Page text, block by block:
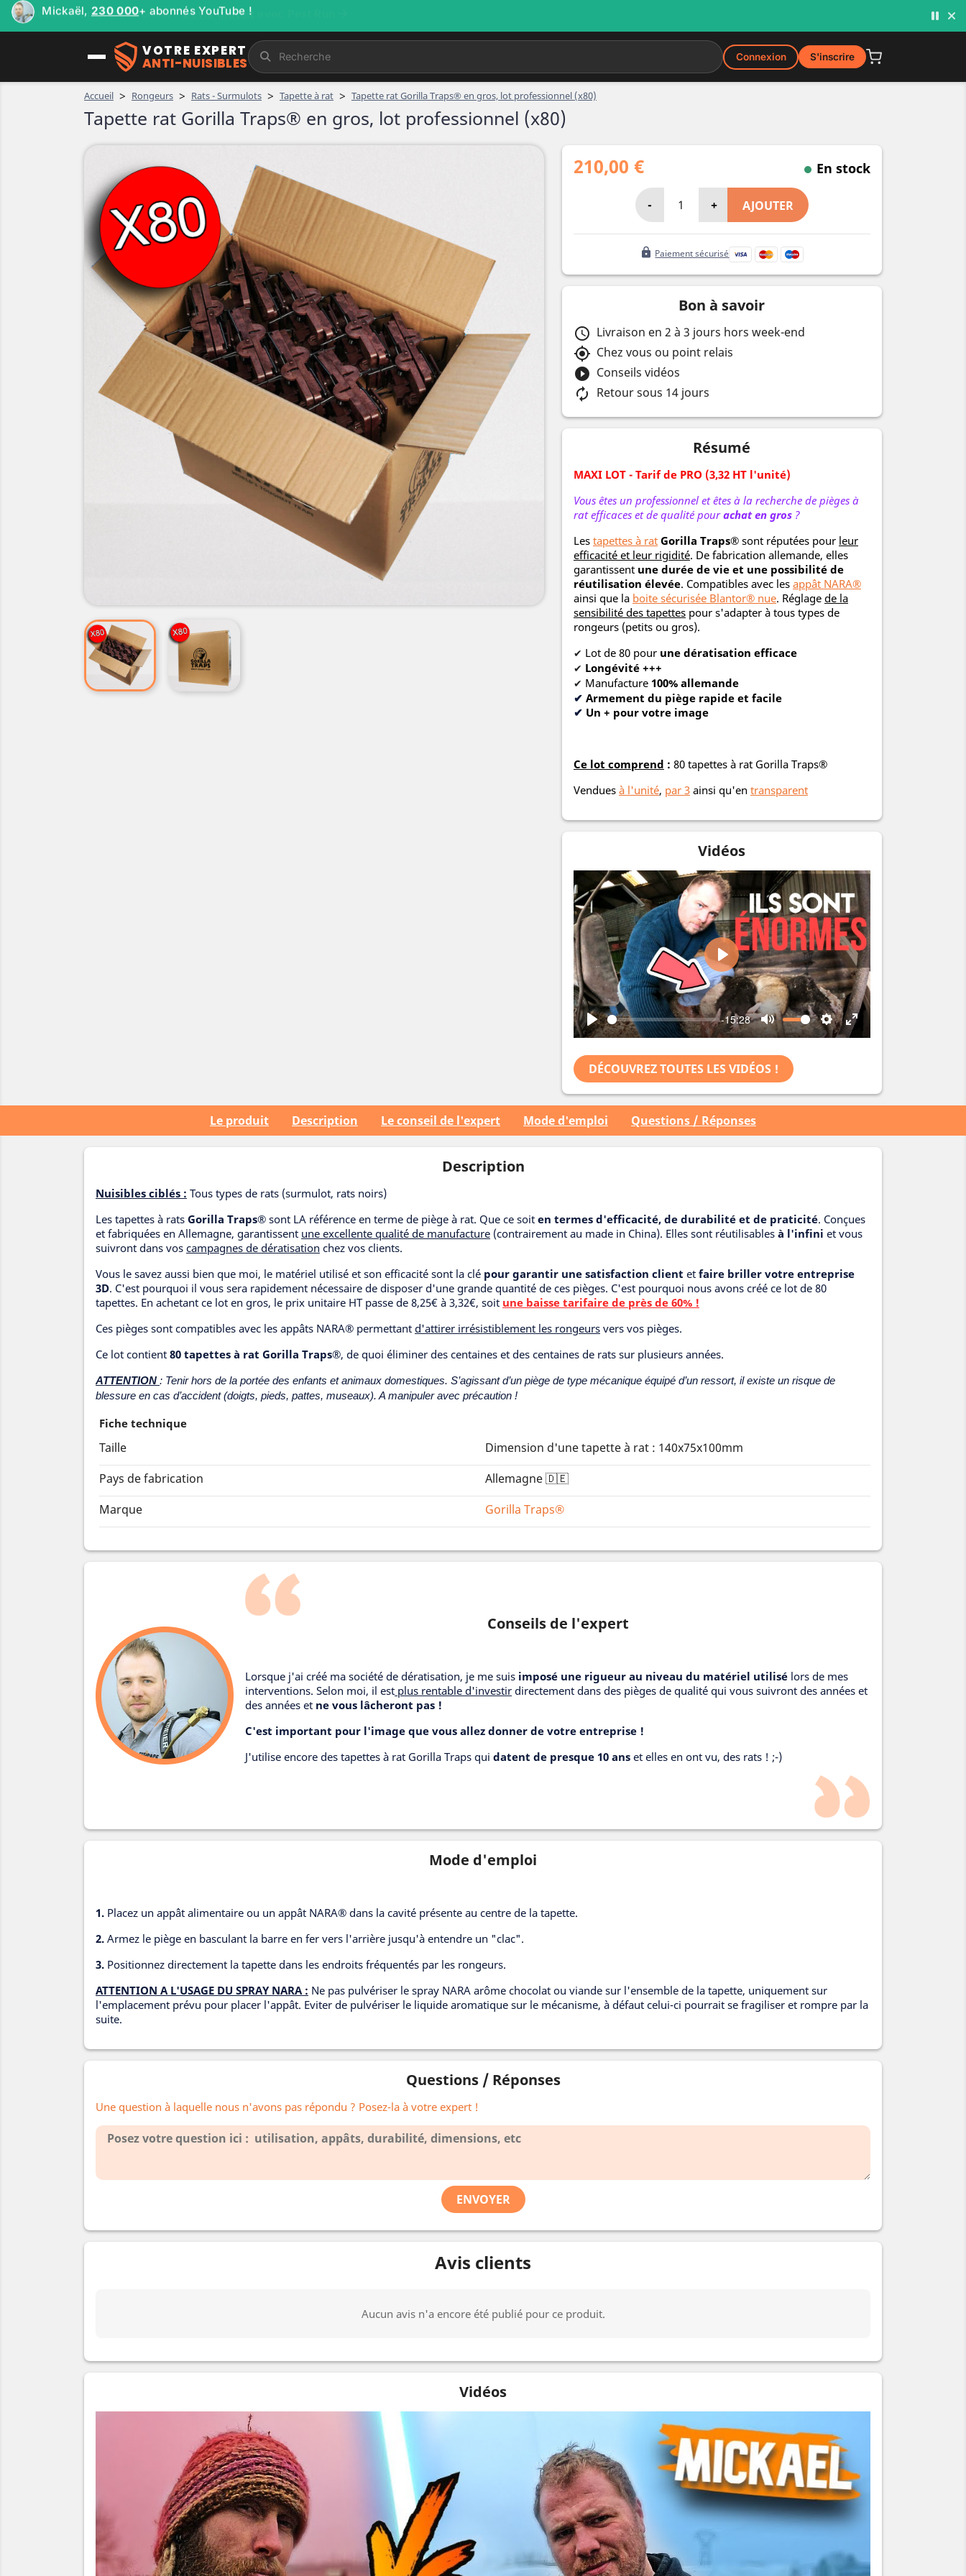
Mickaël, 230 000+ abonnés YouTube !
VOTRE EXPERT
ANTI-NUISIBLES Connexion S'inscrire
Accueil > Rongeurs > Rats - Surmulots > Tapette à rat > Tapette rat Gorilla Traps® en gros, lot professionnel (x80)
Tapette rat Gorilla Traps® en gros, lot professionnel (x80)
210,00 €
En stock
- + AJOUTER
lock Paiement sécurisé
Bon à savoir
schedule Livraison en 2 à 3 jours hors week-end
my_location Chez vous ou point relais
play_circle_filled Conseils vidéos
autorenew Retour sous 14 jours
Résumé
MAXI LOT - Tarif de PRO (3,32 HT l'unité)
Vous êtes un professionnel et êtes à la recherche de pièges à
rat efficaces et de qualité pourachat en gros?
Les tapettes à rat Gorilla Traps®sont réputées pour leur
efficacité et leur rigidité. De fabrication allemande, elles
garantissent une durée de vie et une possibilité de
réutilisation élevée. Compatibles avec les appât NARA®
ainsi que la boite sécurisée Blantor® nue. Réglage de la
sensibilité des tapettespour s'adapter à tous types de
rongeurs (petits ou gros).
✔ Lot de 80 pour une dératisation efficace
✔ Longévité +++
✔ Manufacture 100% allemande
✔ Armement du piège rapide et facile
✔ Un + pour votre image
Ce lot comprend : 80 tapettes à rat Gorilla Traps®
Vendues à l'unité, par 3ainsi qu'en transparent
Vidéos
Play
-15:28
Mute Settings
Enter
Play
DÉCOUVREZ TOUTES LES VIDÉOS !
Le produit Description Le conseil de l'expert Mode d'emploi Questions / Réponses
Description
Nuisibles ciblés : Tous types de rats (surmulot, rats noirs)
Les tapettes à rats Gorilla Traps® sont LA référence en terme de piège à rat. Que ce soit en termes d'efficacité, de durabilité et de praticité. Conçues
et fabriquées en Allemagne, garantissent une excellente qualité de manufacture (contrairement au made in China). Elles sont réutilisables à l'infini et vous
suivront dans vos campagnes de dératisation chez vos clients.
Vous le savez aussi bien que moi, le matériel utilisé et son efficacité sont la clé pour garantir une satisfaction client et faire briller votre entreprise
3D. C'est pourquoi il vous sera rapidement nécessaire de disposer d'une grande quantité de ces pièges. C'est pourquoi nous avons créé ce lot de 80
tapettes. En achetant ce lot en gros, le prix unitaire HT passe de 8,25€ à 3,32€, soit une baisse tarifaire de près de 60% !
Ces pièges sont compatibles avec les appâts NARA® permettant d'attirer irrésistiblement les rongeurs vers vos pièges.
Ce lot contient 80 tapettes à rat Gorilla Traps®, de quoi éliminer des centaines et des centaines de rats sur plusieurs années.
ATTENTION : Tenir hors de la portée des enfants et animaux domestiques. S’agissant d’un piège de type mécanique équipé d’un ressort, il existe un risque de
blessure en cas d’accident (doigts, pieds, pattes, museaux). A manipuler avec précaution !
Fiche technique
Taille
Dimension d'une tapette à rat : 140x75x100mm
Pays de fabrication
Allemagne 🇩🇪
Marque
Gorilla Traps®
Conseils de l'expert
Lorsque j'ai créé ma société de dératisation, je me suis imposé une rigueur au niveau du matériel utilisé lors de mes
interventions. Selon moi, il est plus rentable d'investir directement dans des pièges de qualité qui vous suivront des années et
des années et ne vous lâcheront pas !
C'est important pour l'image que vous allez donner de votre entreprise !
J'utilise encore des tapettes à rat Gorilla Traps qui datent de presque 10 ans et elles en ont vu, des rats ! ;-)
Mode d'emploi
1. Placez un appât alimentaire ou un appât NARA® dans la cavité présente au centre de la tapette.
2. Armez le piège en basculant la barre en fer vers l'arrière jusqu'à entendre un "clac".
3. Positionnez directement la tapette dans les endroits fréquentés par les rongeurs.
ATTENTION A L'USAGE DU SPRAY NARA : Ne pas pulvériser le spray NARA arôme chocolat ou viande sur l'ensemble de la tapette, uniquement sur
l'emplacement prévu pour placer l'appât. Eviter de pulvériser le liquide aromatique sur le mécanisme, à défaut celui-ci pourrait se fragiliser et rompre par la
suite.
Questions / Réponses
Une question à laquelle nous n'avons pas répondu ? Posez-la à votre expert !
ENVOYER
Avis clients
Aucun avis n'a encore été publié pour ce produit.
Vidéos